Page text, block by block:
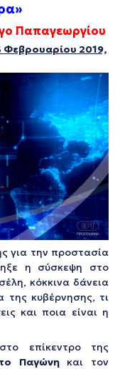
Παπαγεωργίου
Φεβρουαρίου 2019,
για την προστασία
η σύσκεψη στο
κόκκινα δάνεια
της κυβέρνησης, τι
και ποια είναι η
επίκεντρο της
Παγώνη και τον